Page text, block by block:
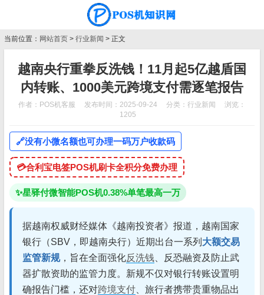
当前位置： 网站首页 > 行业新闻 > 正文
越南央行重拳反洗钱！11月起5亿越盾国
内转账、1000美元跨境支付需逐笔报告
作者：POS机客服 发布时间：2025-09-24 分类： 行业新闻
浏览：
1205
🔗没有小微名额也可办理一码万户收款码
💳合利宝电签POS机刷卡全积分免费办理
✨星驿付微智能POS机0.38%单笔最高一万
据越南权威财经媒体《越南投资者》报道，越南国家
银行（SBV，即越南央行）近期出台一系列 大额交易
监管新规，旨在全面强化反洗钱 、反恐融资及防止武
器扩散资助的监管力度。新规不仅对银行转账设置明
确报告门槛，还对跨境支付 、旅行者携带贵重物品出